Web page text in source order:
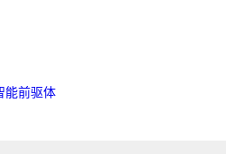
能前驱体